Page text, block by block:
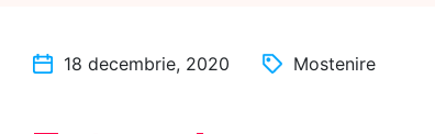
18 decembrie, 2020 Mostenire